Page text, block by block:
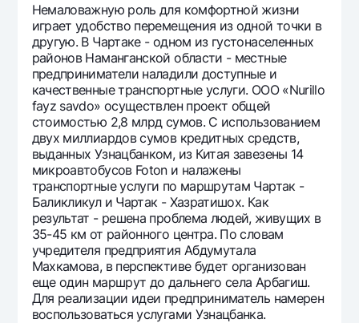
Немаловажную роль для комфортной жизни
играет удобство перемещения из одной точки в
другую. В Чартаке - одном из густонаселенных
районов Наманганской области - местные
предприниматели наладили доступные и
качественные транспортные услуги. ООО «Nurillo
fayz savdo» осуществлен проект общей
стоимостью 2,8 млрд сумов. С использованием
двух миллиардов сумов кредитных средств,
выданных Узнацбанком, из Китая завезены 14
микроавтобусов Foton и налажены
транспортные услуги по маршрутам Чартак -
Баликликул и Чартак - Хазратишох. Как
результат - решена проблема людей, живущих в
35-45 км от районного центра. По словам
учредителя предприятия Абдумутала
Махкамова, в перспективе будет организован
еще один маршрут до дальнего села Арбагиш.
Для реализации идеи предприниматель намерен
воспользоваться услугами Узнацбанка.